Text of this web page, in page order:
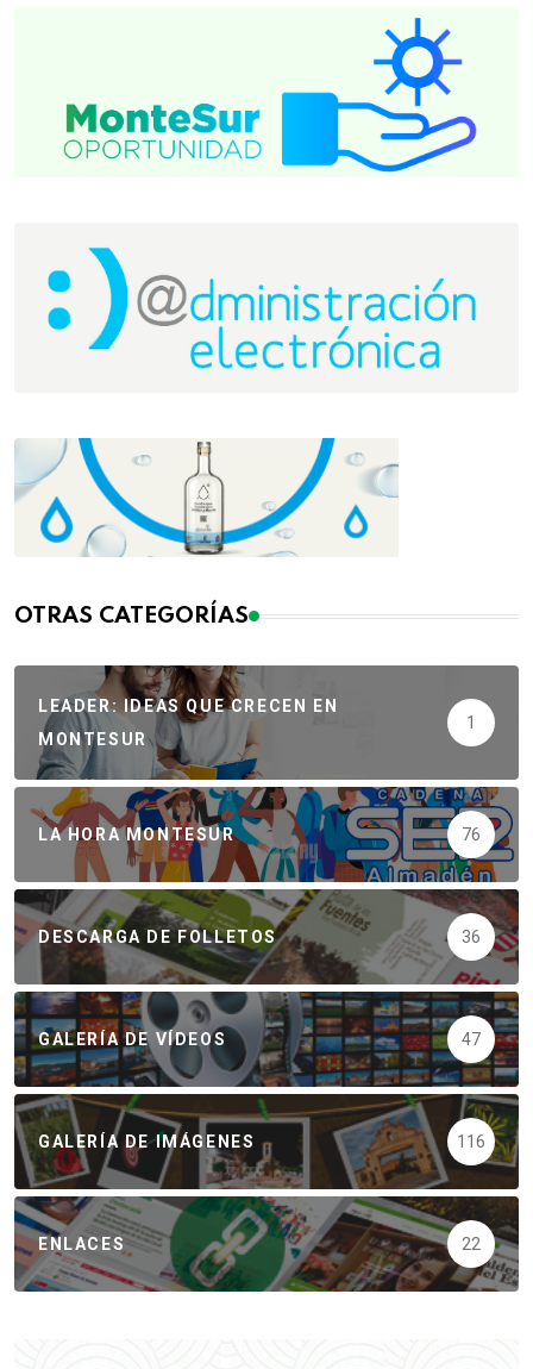
OTRAS CATEGORÍAS
LEADER: IDEAS QUE CRECEN EN
MONTESUR
1
LA HORA MONTESUR 76
DESCARGA DE FOLLETOS 36
GALERÍA DE VÍDEOS 47
GALERÍA DE IMÁGENES 116
ENLACES 22